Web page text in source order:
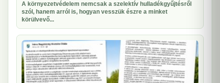
A környezetvédelem nemcsak a szelektív hulladékgyűjtésről
szól, hanem arról is, hogyan vesszük észre a minket
körülvevő...